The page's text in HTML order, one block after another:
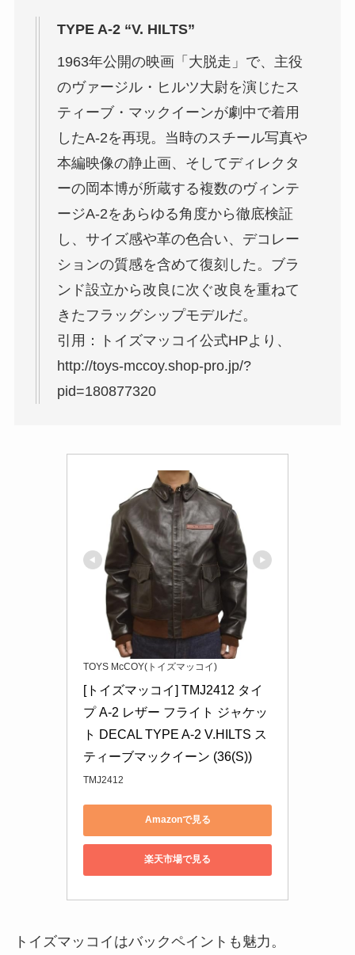
TYPE A-2 “V. HILTS”
1963年公開の映画「大脱走」で、主役
のヴァージル・ヒルツ大尉を演じたス
ティーブ・マックイーンが劇中で着用
したA-2を再現。当時のスチール写真や
本編映像の静止画、そしてディレクタ
ーの岡本博が所蔵する複数のヴィンテ
ージA-2をあらゆる角度から徹底検証
し、サイズ感や革の色合い、デコレー
ションの質感を含めて復刻した。ブラ
ンド設立から改良に次ぐ改良を重ねて
きたフラッグシップモデルだ。
引用：トイズマッコイ公式HPより、
http://toys-mccoy.shop-pro.jp/?
pid=180877320
TOYS McCOY(トイズマッコイ)
[トイズマッコイ] TMJ2412 タイ
プ A-2 レザー フライト ジャケッ
ト DECAL TYPE A-2 V.HILTS ス
ティーブマックイーン (36(S))
TMJ2412
Amazonで見る
楽天市場で見る
トイズマッコイはバックペイントも魅力。